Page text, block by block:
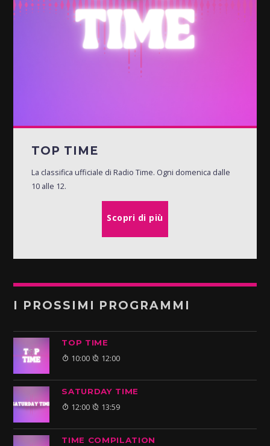
TOP TIME
La classifica ufficiale di Radio Time. Ogni domenica dalle
10 alle 12.
Scopri di più
I PROSSIMI PROGRAMMI
TOP TIME
10:00 12:00
SATURDAY TIME
12:00 13:59
TIME COMPILATION